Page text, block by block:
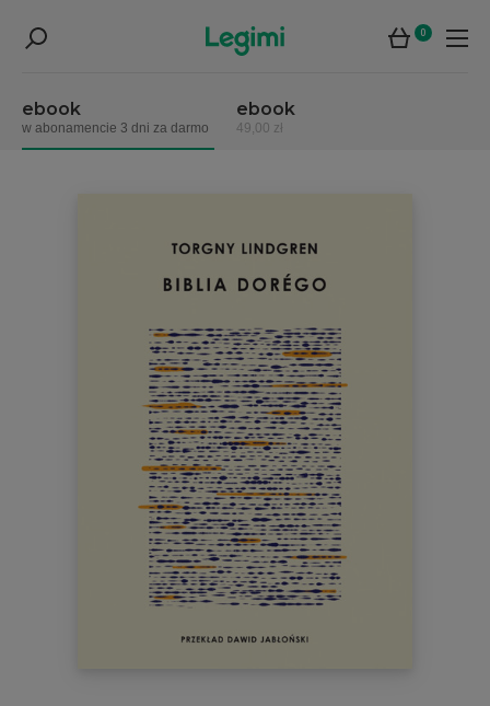
0
ebook
w abonamencie 3 dni za darmo
ebook
49,00 zł